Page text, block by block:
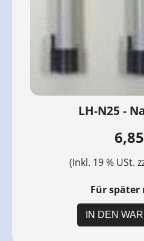
LH-N25 -
(Inkl. 19 % USt.
Für später
IN DEN